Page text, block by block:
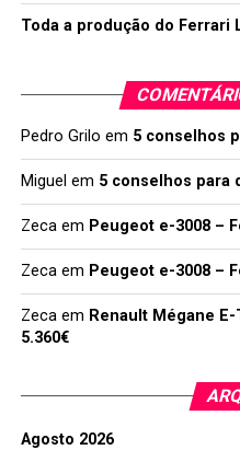
Toda a produção do Ferrari
Pedro Grilo em 5 conselhos
Miguel em 5 conselhos para
Zecaem Peugeot e-3008 –
Zecaem Peugeot e-3008 –
Zecaem Renault Mégane
5.360€
Agosto 2026